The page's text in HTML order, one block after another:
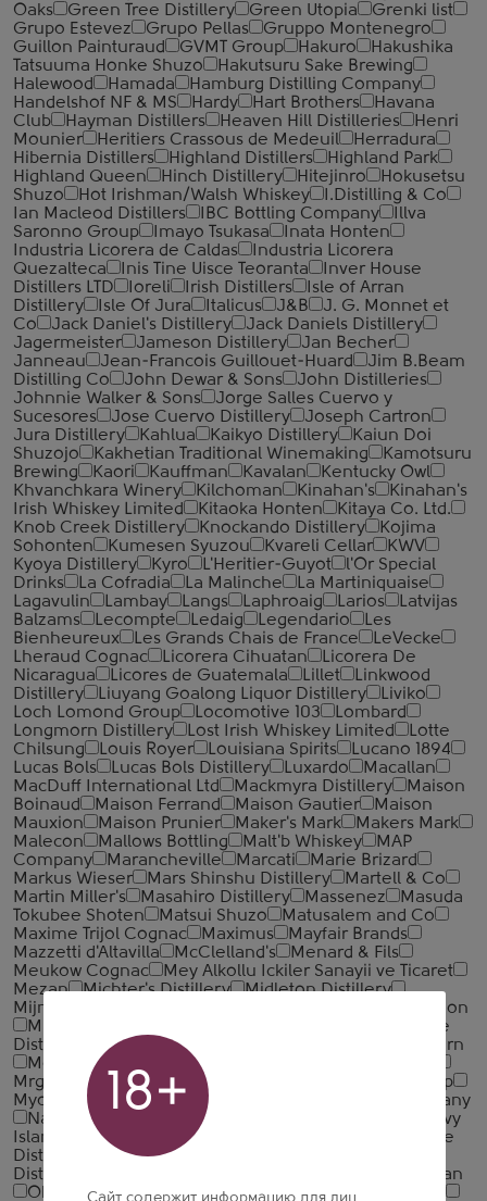
Oaks
Green Tree Distillery Green Utopia
Grenki list
Grupo Estevez
Grupo Pellas
Gruppo Montenegro
Guillon Painturaud
GVMT Group Hakuro
Hakushika
Tatsuuma Honke Shuzo
Hakutsuru Sake Brewing
Halewood
Hamada
Hamburg Distilling Company
Handelshof NF & MS
Hardy Hart Brothers
Havana
Club
Hayman Distillers Heaven Hill Distilleries
Henri
Mounier
Heritiers Crassous de Medeuil
Herradura
Hibernia Distillers
Highland Distillers
Highland Park
Highland Queen
Hinch Distillery Hitejinro
Hokusetsu
Shuzo
Hot Irishman/Walsh Whiskey
I.Distilling & Co
Ian Macleod Distillers
IBC Bottling Company
Illva
Saronno Group
Imayo Tsukasa
Inata Honten
Industria Licorera de Caldas
Industria Licorera
Quezalteca
Inis Tine Uisce Teoranta
Inver House
Distillers LTD
Ioreli Irish Distillers
Isle of Arran
Distillery
Isle Of Jura Italicus J&B
J. G. Monnet et
Co
Jack Daniel's Distillery
Jack Daniels Distillery
Jagermeister
Jameson Distillery
Jan Becher
Janneau
Jean-Francois Guillouet-Huard
Jim B.Beam
Distilling Co
John Dewar & Sons
John Distilleries
Johnnie Walker & Sons
Jorge Salles Cuervo y
Sucesores
Jose Cuervo Distillery
Joseph Cartron
Jura Distillery
Kahlua Kaikyo Distillery
Kaiun Doi
Shuzojo
Kakhetian Traditional Winemaking
Kamotsuru
Brewing
Kaori Kauffman Kavalan
Kentucky Owl
Khvanchkara Winery
Kilchoman Kinahan's
Kinahan's
Irish Whiskey Limited
Kitaoka Honten
Kitaya Co. Ltd.
Knob Creek Distillery
Knockando Distillery
Kojima
Sohonten
Kumesen Syuzou Kvareli Cellar
KWV
Kyoya Distillery
Kyro L'Heritier-Guyot
l'Or Special
Drinks
La Cofradia La Malinche
La Martiniquaise
Lagavulin
Lambay Langs Laphroaig Larios
Latvijas
Balzams
Lecompte Ledaig Legendario
Les
Bienheureux
Les Grands Chais de France
LeVecke
Lheraud Cognac
Licorera Cihuatan
Licorera De
Nicaragua
Licores de Guatemala Lillet
Linkwood
Distillery
Liuyang Goalong Liquor Distillery
Liviko
Loch Lomond Group
Locomotive 103
Lombard
Longmorn Distillery
Lost Irish Whiskey Limited
Lotte
Chilsung
Louis Royer Louisiana Spirits
Lucano 1894
Lucas Bols
Lucas Bols Distillery Luxardo
Macallan
MacDuff International Ltd
Mackmyra Distillery
Maison
Boinaud
Maison Ferrand Maison Gautier
Maison
Mauxion
Maison Prunier Maker's Mark
Makers Mark
Malecon
Mallows Bottling Malt'b Whiskey
MAP
Company
Marancheville Marcati
Marie Brizard
Markus Wieser
Mars Shinshu Distillery
Martell & Co
Martin Miller's
Masahiro Distillery Massenez
Masuda
Tokubee Shoten
Matsui Shuzo
Matusalem and Co
Maxime Trijol Cognac
Maximus
Mayfair Brands
Mazzetti d'Altavilla
McClelland's
Menard & Fils
Meukow Cognac
Mey Alkollu Ickiler Sanayii ve Ticaret
Mezan
Michter's Distillery
Midleton Distillery
Mijnaberd
Millesimes & Tradition
Minami Alps Wine and Beverages
Moe
Distillery
Moet Hennessy
Mossburn
Mossburn Distillery
Mount Gay
Mrganush
Muirhead's
MV Group
Myokoshuzo Co. Ltd.
Nagai
Nahapet Brandy Company
Nakano Sake Brewery
Navy
Island Rum Company
Nestville
Distillery
Niigata Beer
Distillery
Oban
Ohanyan Brandy Company
Old Bushmills Distillery
18+
Сайт содержит информацию для лиц